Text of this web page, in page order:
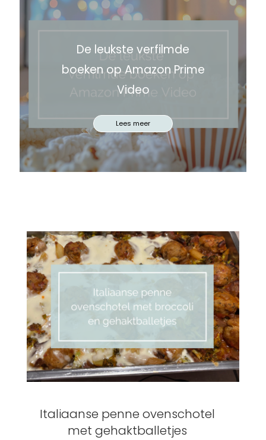
De leukste verfilmde
boeken op Amazon Prime
Video
Lees meer
Italiaanse penne ovenschotel
met gehaktballetjes